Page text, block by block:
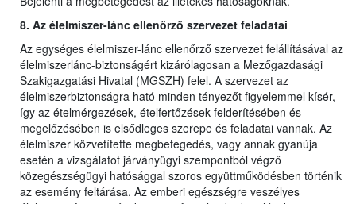
8. Az élelmiszer-lánc ellenőrző szervezet feladatai
Az egységes élelmiszer-lánc ellenőrző szervezet felállításával az
élelmiszerlánc-biztonságért kizárólagosan a Mezőgazdasági
Szakigazgatási Hivatal (MGSZH) felel. A szervezet az
élelmiszerbiztonságra ható minden tényezőt figyelemmel kísér,
így az ételmérgezések, ételfertőzések felderítésében és
megelőzésében is elsődleges szerepe és feladatai vannak. Az
élelmiszer közvetítette megbetegedés, vagy annak gyanúja
esetén a vizsgálatot járványügyi szempontból végző
közegészségügyi hatósággal szoros együttműködésben történik
az esemény feltárása. Az emberi egészségre veszélyes